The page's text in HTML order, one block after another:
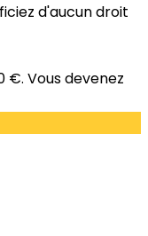
d'aucun droit
Vous devenez